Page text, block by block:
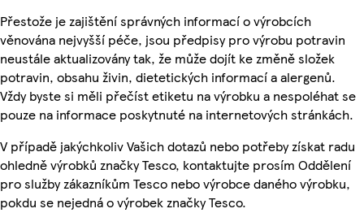
Přestože je zajištění správných informací o výrobcích
věnována nejvyšší péče, jsou předpisy pro výrobu potravin
neustále aktualizovány tak, že může dojít ke změně složek
potravin, obsahu živin, dietetických informací a alergenů.
Vždy byste si měli přečíst etiketu na výrobku a nespoléhat se
pouze na informace poskytnuté na internetových stránkách.
V případě jakýchkoliv Vašich dotazů nebo potřeby získat radu
ohledně výrobků značky Tesco, kontaktujte prosím Oddělení
pro služby zákazníkům Tesco nebo výrobce daného výrobku,
pokdu se nejedná o výrobek značky Tesco.